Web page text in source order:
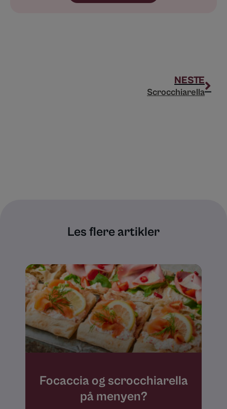
NESTE
Scrocchiarella
Les flere artikler
Focaccia og scrocchiarella
på menyen?